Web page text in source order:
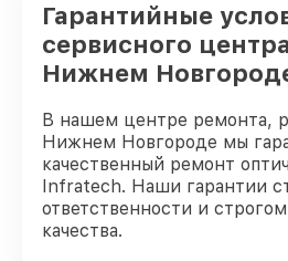
Гарантийные
сервисного
Нижнем
В нашем центре ремонта,
Нижнем Новгороде мы
качественный ремонт
Infratech. Наши гарантии
ответственности и
качества.